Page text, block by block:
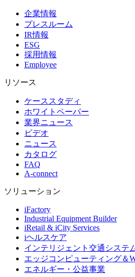
企業情報
プレスルーム
IR情報
ESG
採用情報
Employee
リソース
ケーススタディ
ホワイトペーパー
業界ニュース
ビデオ
ニュース
カタログ
FAQ
A-connect
ソリューション
iFactory
Industrial Equipment Builder
iRetail & iCity Services
iヘルスケア
インテリジェント交通システ
エッジコンピューティング＆
エネルギー・公益事業